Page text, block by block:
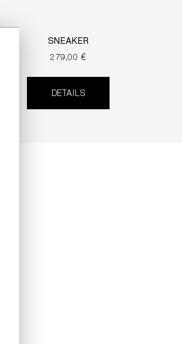
SNEAKER
279,00 €
DETAILS